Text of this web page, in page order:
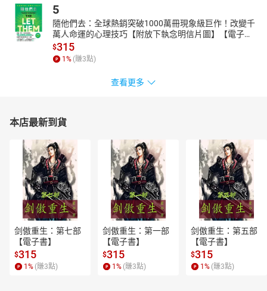
這次我將聚焦在世界上單一館藏最多的超人氣博物館「大英博物
館」。帶你從博物館本身的建築看起，認識創辦人和全球第一座國
立博物館創立的故事。再跟你一起進入展廳，走進看得見的世界
史，踏入橫跨200多萬年的人類發展過程，用聲音來趟大英博物館巡
禮，來聽聽這裡有哪些厲害的地方和有趣的故事！
隨時隨地環遊世界、穿梭萬年人類文明史
【Point2】涵蓋各種面向的藏品！不只有趣，更是有料
從皇宮到庶民
•貴族的餐桌上，有艘會演奏放炮的精緻機械鐘錶帆船！
•吃得起蕎麥麵就買得起的浮世繪。
有歡樂也有悲傷的故事
•找錘子卻挖到大寶藏！一夜變人生勝利組。
•「英國的圖坦卡門」第一發現者，卻被屏除在外名不見經傳。
有宗教、有歷史、有藝術、有文化……
•從亞洲舞王濕婆神浮雕，認識人性化的印度教。
5
隨他們去：全球熱銷突破1000萬冊現象級巨作！改變千
萬人命運的心理技巧【附放下執念明信片圖】【電子
書】
$315
1 % (賺3點)
查看更多
本店最新到貨
剑傲重生：第七部
【電子書】
$315
1 % (賺3點)
剑傲重生：第一部
【電子書】
$315
1 % (賺3點)
剑傲重生：第五部
【電子書】
$315
1 % (賺3點)